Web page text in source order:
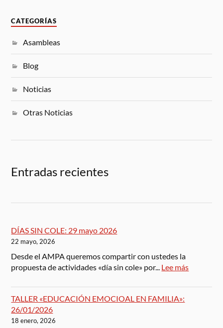
CATEGORÍAS
Asambleas
Blog
Noticias
Otras Noticias
Entradas recientes
DÍAS SIN COLE: 29 mayo 2026
22 mayo, 2026
Desde el AMPA queremos compartir con ustedes la
propuesta de actividades «día sin cole» por... Lee más
TALLER «EDUCACIÓN EMOCIOAL EN FAMILIA»:
26/01/2026
18 enero, 2026